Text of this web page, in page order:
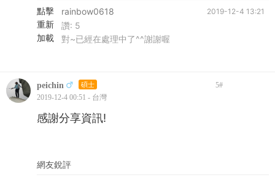
點擊
重新
加載
2019-12-4 13:21
rainbow0618
讚: 5
對~已經在處理中了^^謝謝喔
peichin 碩士 5#
2019-12-4 00:51 - 台灣
感謝分享資訊!
網友銳評